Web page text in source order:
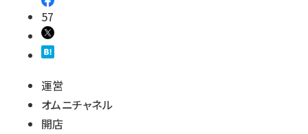
57
運営
オムニチャネル
開店